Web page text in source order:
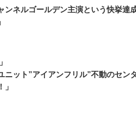
ンネルゴールデン主演という快挙達成
ニット”アイアンフリル”不動のセンタ